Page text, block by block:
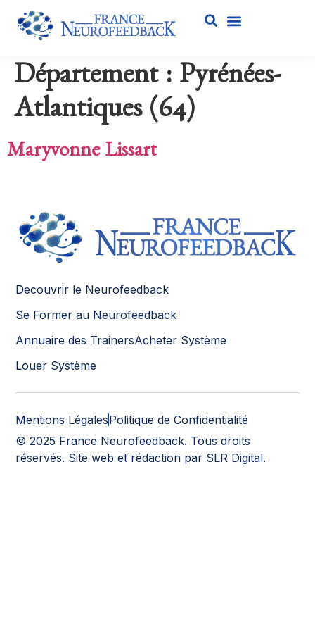
Département : Pyrénées-
Atlantiques (64)
Maryvonne Lissart
Decouvrir le Neurofeedback
Se Former au Neurofeedback
Annuaire des TrainersAcheter Système
Louer Système
© 2025 France Neurofeedback. Tous droits
réservés. Site web et rédaction par SLR Digital.
Mentions LégalesPolitique de Confidentialité